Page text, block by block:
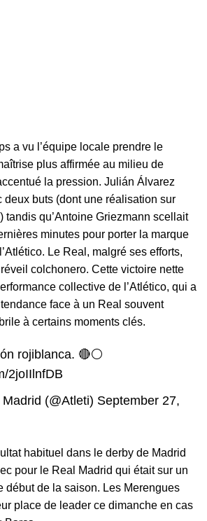
a vu l’équipe locale prendre le
plus affirmée au milieu de
la pression. Julián Álvarez
deux buts (dont une réalisation sur
tandis qu’Antoine Griezmann scellait
minutes pour porter la marque
Le Real, malgré ses efforts,
colchonero. Cette victoire nette
collective de l’Atlético, qui a
face à un Real souvent
à certains moments clés.
rojiblanca. 🔴⚪
2joIIlnfDB
(@Atleti) September 27,
habituel dans le derby de Madrid
pour le Real Madrid qui était sur un
début de la saison. Les Merengues
place de leader ce dimanche en cas